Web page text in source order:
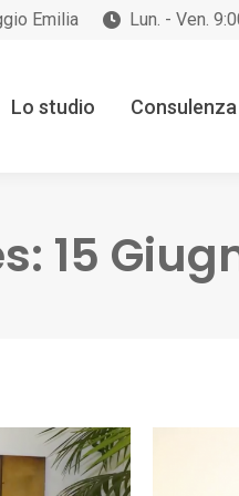
Emilia Lun. - Ven.
Lo studio
15